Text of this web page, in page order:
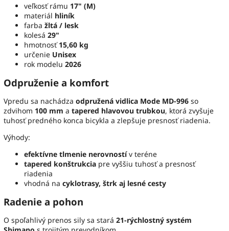
veľkosť rámu 17" (M)
materiál hliník
farba žltá / lesk
kolesá 29"
hmotnosť 15,60 kg
určenie Unisex
rok modelu 2026
Odpruženie a komfort
Vpredu sa nachádza odpružená vidlica Mode MD-996 so
zdvihom 100 mm a tapered hlavovou trubkou, ktorá zvyšuje
tuhosť predného konca bicykla a zlepšuje presnosť riadenia.
Výhody:
efektívne tlmenie nerovností v teréne
tapered konštrukcia pre vyššiu tuhosť a presnosť
riadenia
vhodná na cyklotrasy, štrk aj lesné cesty
Radenie a pohon
O spoľahlivý prenos sily sa stará 21-rýchlostný systém